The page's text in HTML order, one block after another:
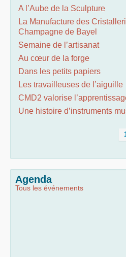
A l’Aube de la Sculpture
La Manufacture des
Champagne de Bayel
Semaine de l’artisanat
Au cœur de la forge
Dans les petits papiers
Les travailleuses de l’aiguille
CMD2 valorise
Une histoire d’instruments
Agenda
Tous les événements